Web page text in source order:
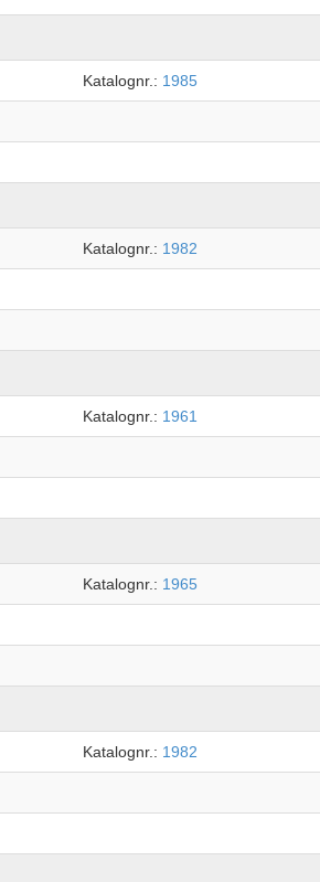
Katalognr.: 1985
Katalognr.: 1982
Katalognr.: 1961
Katalognr.: 1965
Katalognr.: 1982